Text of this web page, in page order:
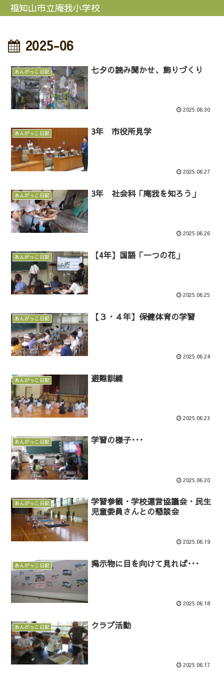
福知山市立庵我小学校
2025-06
あんがっこ日記 七夕の読み聞かせ、飾りづくり
2025.06.30
あんがっこ日記 3年 市役所見学
2025.06.27
あんがっこ日記 3年 社会科「庵我を知ろう」
2025.06.26
あんがっこ日記 【4年】国語「一つの花」
2025.06.25
あんがっこ日記 【３・４年】保健体育の学習
2025.06.24
あんがっこ日記 避難訓練
2025.06.23
あんがっこ日記 学習の様子･･･
2025.06.20
あんがっこ日記
学習参観・学校運営協議会・民生
児童委員さんとの懇談会
2025.06.19
あんがっこ日記 掲示物に目を向けて見れば･･･
2025.06.18
あんがっこ日記 クラブ活動
2025.06.17